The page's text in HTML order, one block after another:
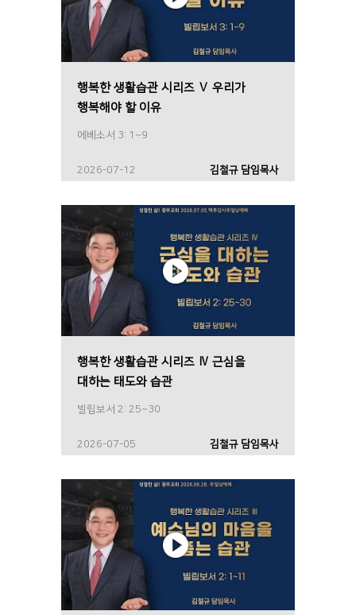
행복한 생활습관 시리즈 Ⅴ 우리가
행복해야 할 이유
에베소서 3: 1~9
2026-07-12 김철규 담임목사
행복한 생활습관 시리즈 Ⅳ 근심을
대하는 태도와 습관
빌립보서 2: 25~30
2026-07-05 김철규 담임목사